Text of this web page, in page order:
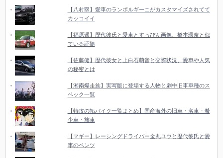
【八村塁】愛車のランボルギーニがカスタマイズされてて
カッコイイ
【福原遥】歴代彼氏と愛車とすっぴん画像、橋本環奈と似
ている証拠
【佐藤健】歴代彼女と上白石萌音と交際状況、愛車や人気
の秘密とは
【湘南爆走族】実写版に登場する人物と劇中旧車車種のス
ペック一覧
【特攻の拓バイク一覧まとめ】国産海外の旧車・名車・希
少車・族車
【マギー】レーシングドライバー金丸ユウと歴代彼氏と愛
車のベンツ